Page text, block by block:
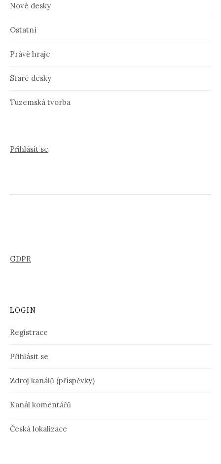
Nové desky
Ostatní
Právě hraje
Staré desky
Tuzemská tvorba
Přihlásit se
GDPR
LOGIN
Registrace
Přihlásit se
Zdroj kanálů (příspěvky)
Kanál komentářů
Česká lokalizace